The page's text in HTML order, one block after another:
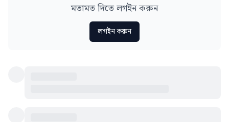
মতামত দিতে লগইন করুন
লগইন করুন